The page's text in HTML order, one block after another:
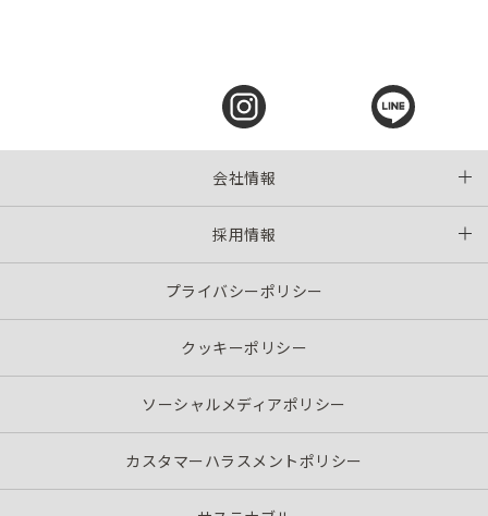
会社情報
採用情報
プライバシーポリシー
クッキーポリシー
ソーシャルメディアポリシー
カスタマーハラスメントポリシー